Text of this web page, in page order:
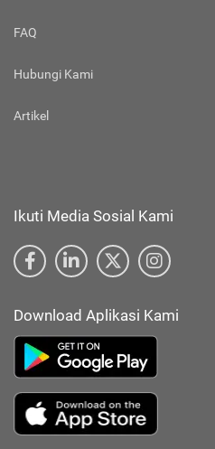
FAQ
Hubungi Kami
Artikel
Ikuti Media Sosial Kami
Download Aplikasi Kami